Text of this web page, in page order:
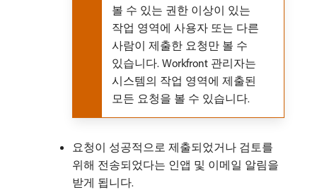
볼 수 있는 권한 이상이 있는
작업 영역에 사용자 또는 다른
사람이 제출한 요청만 볼 수
있습니다. Workfront 관리자는
시스템의 작업 영역에 제출된
모든 요청을 볼 수 있습니다.
요청이 성공적으로 제출되었거나 검토를
위해 전송되었다는 인앱 및 이메일 알림을
받게 됩니다.